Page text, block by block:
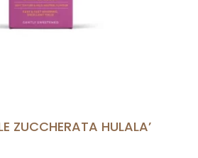
ZUCCHERATA HULALA’